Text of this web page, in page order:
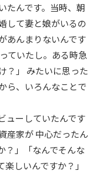
たんです。当時、朝
して妻と娘がいるの
あんまりないんです
ていたし。ある時急
？」 みたいに思った
ら、いろんなことで
ューしていたんです
産家が 中心だったん
？」「なんでそんな
しいんですか？」